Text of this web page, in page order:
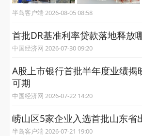
半岛客户端 2026-08-05 08:58
首批DR基准利率贷款落地释放
中国经济网 2026-07-30 09:20
A股上市银行首批半年度业绩揭
可期
中国经济网 2026-07-22 14:20
崂山区5家企业入选首批山东省
半岛客户端 2026-07-21 19:00